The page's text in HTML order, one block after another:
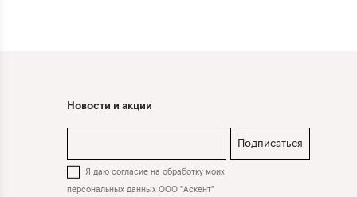
Новости и акции
Подписаться
Я даю согласие на обработку моих
персональных данных ООО "Аскент"